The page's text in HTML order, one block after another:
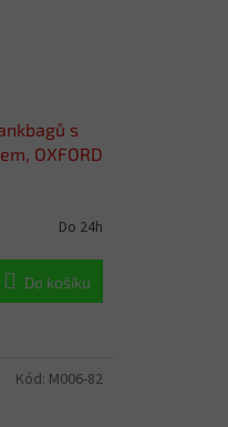
s
OXFORD
Do 24h
Do košíku
Kód: M006-82